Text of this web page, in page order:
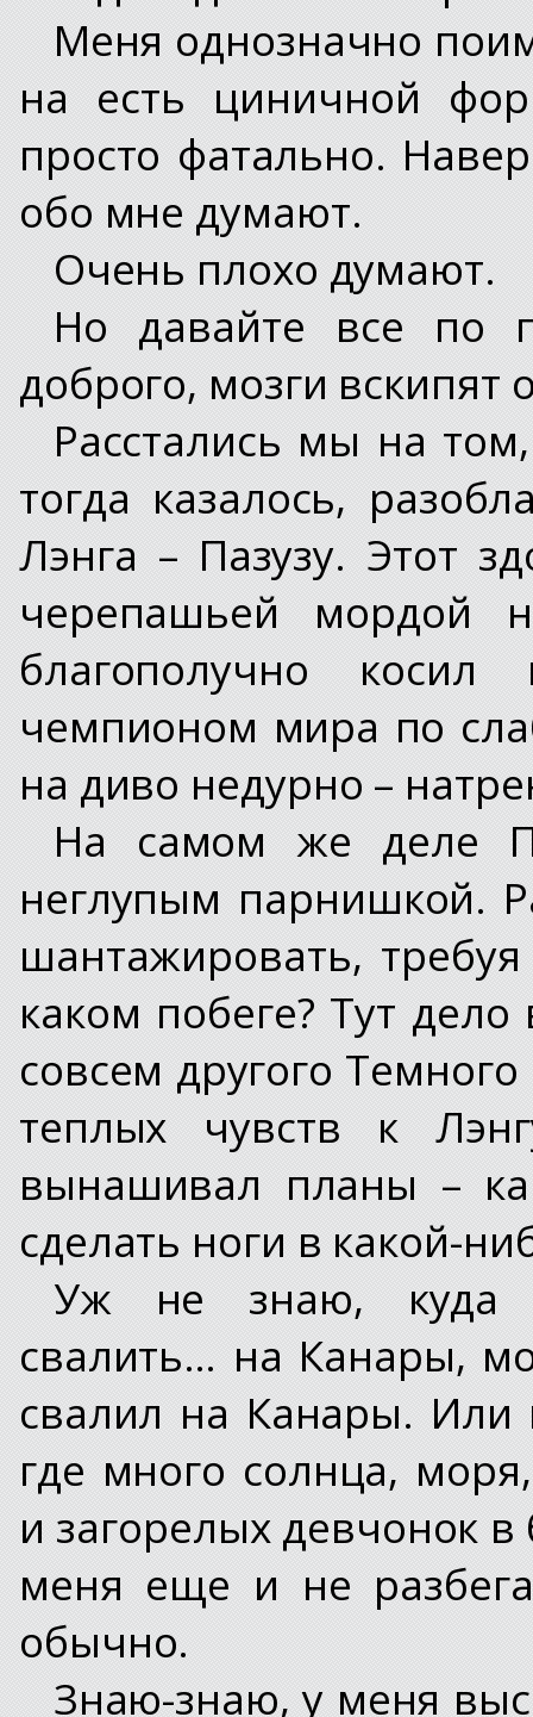
Меня однозначно
на есть циничной
просто фатально.
обо мне думают.
Очень плохо думают.
Но давайте все по
доброго, мозги
Расстались мы на
тогда казалось,
Лэнга – Пазузу. Этот
черепашьей мордой
благополучно косил
чемпионом мира по
на диво недурно –
На самом же деле
неглупым парнишкой.
шантажировать,
каком побеге? Тут
совсем другого
теплых чувств к
вынашивал планы –
сделать ноги в какой-
Уж не знаю, куда
свалить… на Канары,
свалил на Канары. Или
где много солнца,
и загорелых девчонок
меня еще и не
обычно.
Знаю-знаю, у меня